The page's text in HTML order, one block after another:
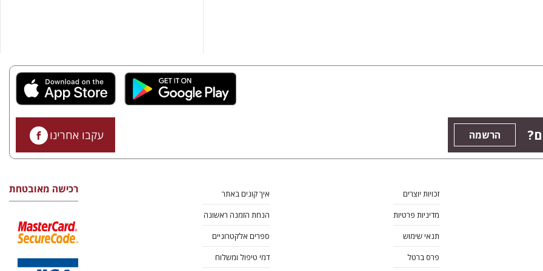
הרשמה עקבו אחרינו
זכויות יוצרים
מדיניות פרטיות
תנאי שימוש
פרס ברטל
איך קונים באתר
הנחת הזמנה ראשונה
ספרים אלקטרוניים
דמי טיפול ומשלוח
רכישה מאובטחת